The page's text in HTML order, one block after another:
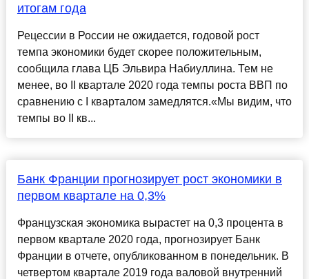
итогам года
Рецессии в России не ожидается, годовой рост
темпа экономики будет скорее положительным,
сообщила глава ЦБ Эльвира Набиуллина. Тем не
менее, во II квартале 2020 года темпы роста ВВП по
сравнению с I кварталом замедлятся.«Мы видим, что
темпы во II кв...
Банк Франции прогнозирует рост экономики в
первом квартале на 0,3%
Французская экономика вырастет на 0,3 процента в
первом квартале 2020 года, прогнозирует Банк
Франции в отчете, опубликованном в понедельник. В
четвертом квартале 2019 года валовой внутренний